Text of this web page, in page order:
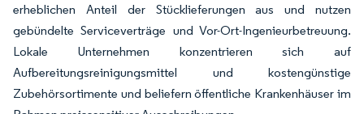
erheblichen Anteil der Stücklieferungen aus und nutzen
gebündelte Serviceverträge und Vor-Ort-Ingenieurbetreuung.
Lokale Unternehmen konzentrieren sich auf
Aufbereitungsreinigungsmittel und kostengünstige
Zubehörsortimente und beliefern öffentliche Krankenhäuser im